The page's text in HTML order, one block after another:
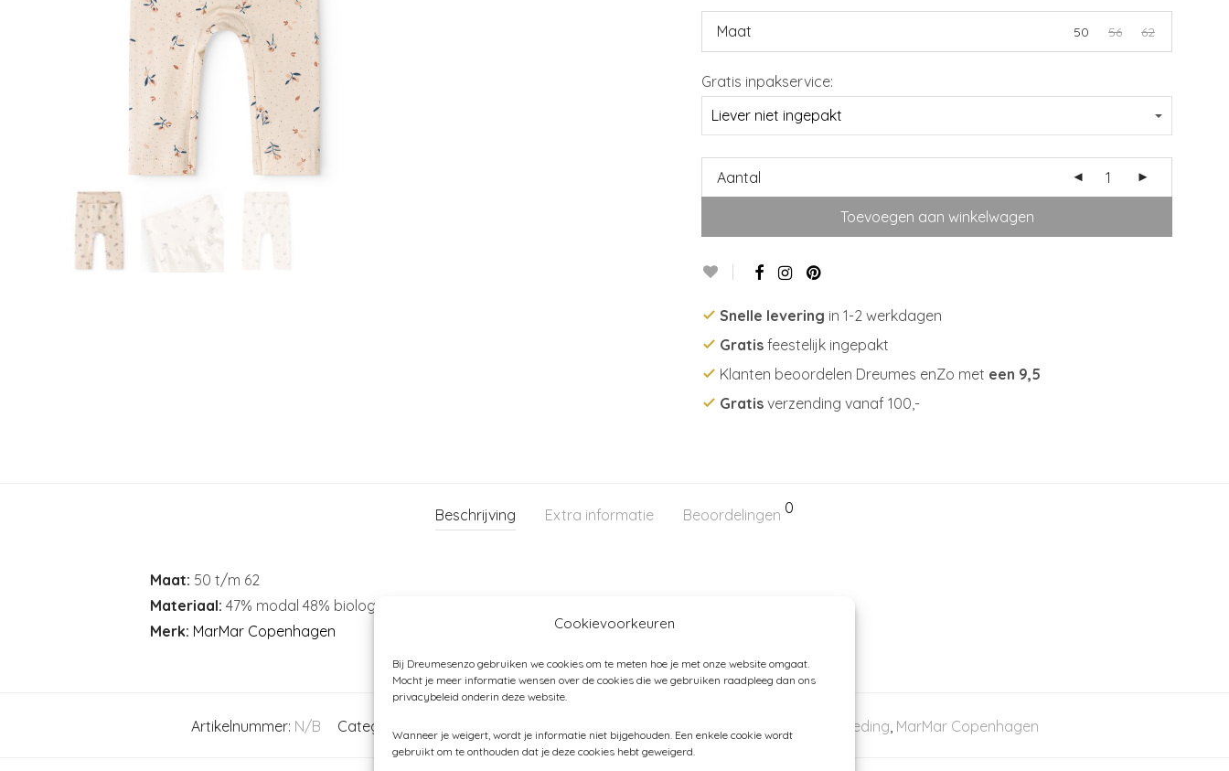
Cookievoorkeuren
Bij Dreumesenzo gebruiken we cookies om te meten hoe je met onze website omgaat.
Mocht je meer informatie wensen over de cookies die we gebruiken raadpleeg dan ons
privacybeleid onderin deze website.
Wanneer je weigert, wordt je informatie niet bijgehouden. Een enkele cookie wordt
gebruikt om te onthouden dat je deze cookies hebt geweigerd.
Maat 50 56 62
Gratis inpakservice:
Aantal
Toevoegen aan winkelwagen
Snelle levering in 1-2 werkdagen
Gratis feestelijk ingepakt
Klanten beoordelen Dreumes enZo met een 9,5
Gratis verzending vanaf 100,-
Beschrijving Extra informatie Beoordelingen 0
Maat: 50 t/m 62
Materiaal: 47% modal 48% biologisch katoen en 5% elastaan
Merk: MarMar Copenhagen
Artikelnummer: N/B Categorieën: Kleding MarMar Copenhagen